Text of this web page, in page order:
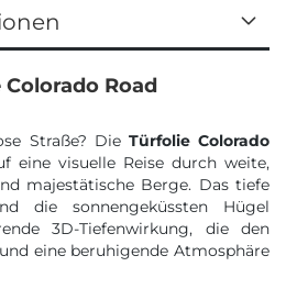
Road
Straße? Die Türfolie Colorado
eine visuelle Reise durch weite,
majestätische Berge. Das tiefe
die sonnengeküssten Hügel
3D-Tiefenwirkung, die den
eine beruhigende Atmosphäre